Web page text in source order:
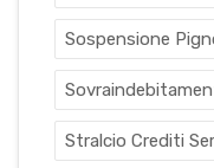
Sospensione
Stralcio Crediti